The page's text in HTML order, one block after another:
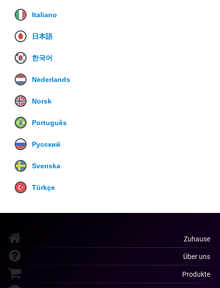
Italiano
日本語
한국어
Nederlands
Norsk
Português
Русский
Svenska
Türkçe
Zuhause
Über uns
Produkte